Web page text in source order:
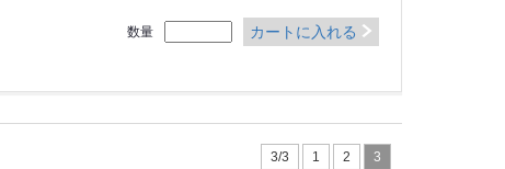
数量 カートに入れる
3/3 1 2 3